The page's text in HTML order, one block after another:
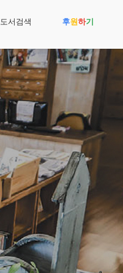
도서검색 후 원하 기